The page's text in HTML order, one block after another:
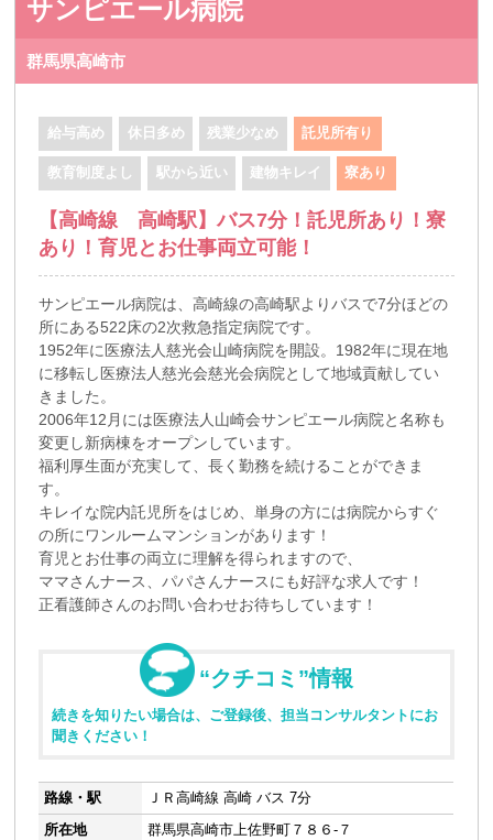
サンピエール病院
群馬県高崎市
給与高め 休日多め 残業少なめ 託児所有り
教育制度よし 駅から近い 建物キレイ 寮あり
【高崎線 高崎駅】バス7分！託児所あり！寮
あり！育児とお仕事両立可能！
サンピエール病院は、高崎線の高崎駅よりバスで7分ほどの
所にある522床の2次救急指定病院です。
1952年に医療法人慈光会山崎病院を開設。1982年に現在地
に移転し医療法人慈光会慈光会病院として地域貢献してい
きました。
2006年12月には医療法人山崎会サンピエール病院と名称も
変更し新病棟をオープンしています。
福利厚生面が充実して、長く勤務を続けることができま
す。
キレイな院内託児所をはじめ、単身の方には病院からすぐ
の所にワンルームマンションがあります！
育児とお仕事の両立に理解を得られますので、
ママさんナース、パパさんナースにも好評な求人です！
正看護師さんのお問い合わせお待ちしています！
“クチコミ”情報
続きを知りたい場合は、ご登録後、担当コンサルタントにお
聞きください！
路線・駅
ＪＲ高崎線 高崎 バス 7分
所在地
群馬県高崎市上佐野町７８６-７